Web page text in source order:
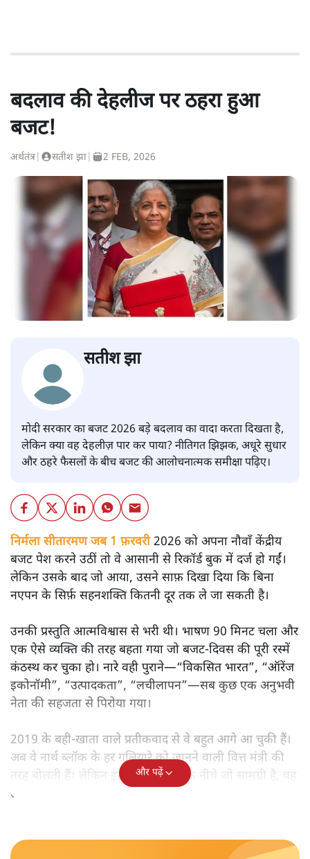
बदलाव की देहलीज पर ठहरा हुआ
बजट!
अर्थतंत्र सतीश झा 2 FEB, 2026
सतीश झा
मोदी सरकार का बजट 2026 बड़े बदलाव का वादा करता दिखता है,
लेकिन क्या वह देहलीज़ पार कर पाया? नीतिगत झिझक, अधूरे सुधार
और ठहरे फैसलों के बीच बजट की आलोचनात्मक समीक्षा पढ़िए।
निर्मला सीतारमण जब 1 फ़रवरी2026 को अपना नौवाँ केंद्रीय
बजट पेश करने उठीं तो वे आसानी से रिकॉर्ड बुक में दर्ज हो गईं।
लेकिन उसके बाद जो आया, उसने साफ़ दिखा दिया कि बिना
नएपन के सिर्फ़ सहनशक्ति कितनी दूर तक ले जा सकती है।
उनकी प्रस्तुति आत्मविश्वास से भरी थी। भाषण 90 मिनट चला और
एक ऐसे व्यक्ति की तरह बहता गया जो बजट‑दिवस की पूरी रस्में
कंठस्थ कर चुका हो। नारे वही पुराने—“विकसित भारत”, “ऑरेंज
इकोनॉमी”, “उत्पादकता”, “लचीलापन”—सब कुछ एक अनुभवी
नेता की सहजता से पिरोया गया।
2019 के बही‑खाता वाले प्रतीकवाद से वे बहुत आगे आ चुकी हैं।
अब वे नार्थ ब्लॉक के हर गलियारे को जानने वाली वित्त मंत्री की
तरह बोलती हैं। लेकिन इस आत्मविश्वास के नीचे जो सामग्री है, वह
उतनी ही अनुमानित और दोहराव भरी।
और पढ़ें